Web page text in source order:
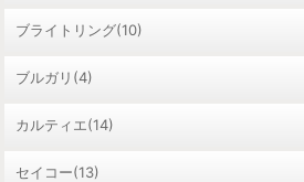
ブライトリング(10)
ブルガリ(4)
カルティエ(14)
セイコー(13)